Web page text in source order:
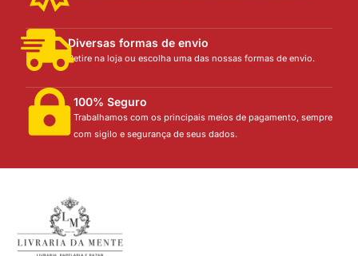
Diversas formas de envio
Retire na loja ou escolha uma das nossas formas de envio.
100% Seguro
Trabalhamos com os principais meios de pagamento, sempre
com sigilo e segurança de seus dados.